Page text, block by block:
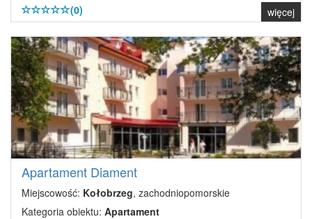
(0)
więcej
Apartament Diament
Miejscowość: Kołobrzeg, zachodniopomorskie
Kategoria obiektu: Apartament